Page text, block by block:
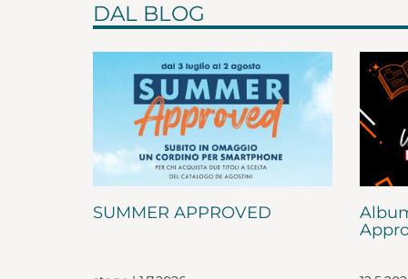
DAL BLOG
SUMMER APPROVED